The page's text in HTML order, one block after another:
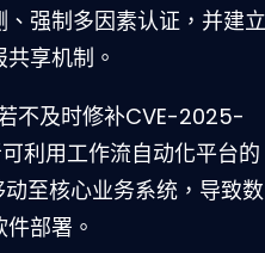
强制多因素认证，并建立
享机制。
不及时修补CVE-2025-
利用工作流自动化平台的
动至核心业务系统，导致数
部署。